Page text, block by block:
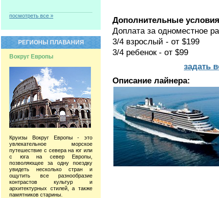
Дополнительные
Доплата за одноместное
3/4 взрослый - от $199
3/4 ребенок - от $99
задать
Описание лайнера:
посмотреть все »
РЕГИОНЫ ПЛАВАНИЯ
Вокруг Европы
Круизы Вокруг Европы - это
увлекательное морское
путешествие с севера на юг или
с юга на север Европы,
позволяющее за одну поездку
увидеть несколько стран и
ощутить все разнообразие
контрастов культур и
архитектурных стилей, а также
памятников старины.